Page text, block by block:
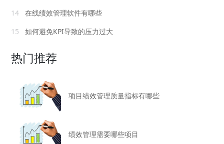
14
在线绩效管理软件有哪些
15
如何避免KPI导致的压力过大
热门推荐
项目绩效管理质量指标有哪些
绩效管理需要哪些项目